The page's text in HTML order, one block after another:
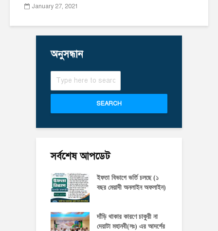
January 27, 2021
অনুসন্ধান
SEARCH
সর্বশেষ আপডেট
ইফতা বিভাগে ভর্তি চলছে (১
বছর মেয়াদী অনলাইন অফলাইন)
দাঁড়ি থাকার কারণে চাকুরী না
দেয়াটা মহানবী(সঃ) এর আদর্শের